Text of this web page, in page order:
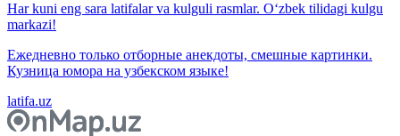
Har kuni eng sara latifalar va kulguli rasmlar. O‘zbek tilidagi kulgu
markazi!
Ежедневно только отборные анекдоты, смешные картинки.
Кузница юмора на узбекском языке!
latifa.uz